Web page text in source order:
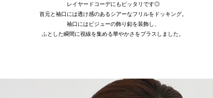
レイヤードコーデにもピッタリです◎
首元と袖口には透け感のあるシアーなフリルをドッキング。
袖口にはビジューの飾り釦を装飾し、
ふとした瞬間に視線を集める華やかさをプラスしました。